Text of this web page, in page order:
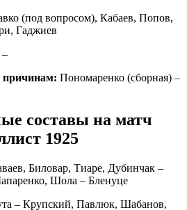
(под вопросом), Кабаев, Попов,
Гаджиев
–
причинам: Пономаренко (сборная) –
составы на матч
1925
Биловар, Тиаре, Дубинчак –
Шола – Бленуце
– Крупский, Павлюк, Шабанов,